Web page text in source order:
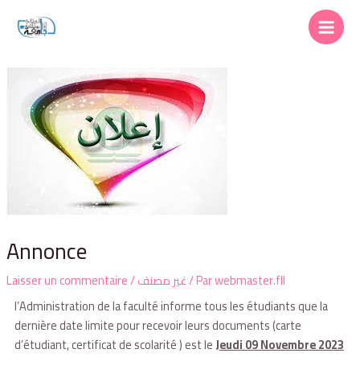
Annonce
Laisser un commentaire/غير مصنف/ Parwebmaster.fll
l’Administration de la faculté informe tous les étudiants que la
dernière date limite pour recevoir leurs documents (carte
d’étudiant, certificat de scolarité ) est leJeudi 09 Novembre 2023